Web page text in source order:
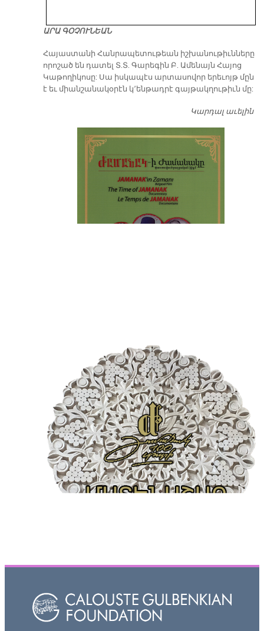
ԱՐԱ ԳՕՉՈՒՆԵԱՆ
​Հայաստանի Հանրապետութեան իշխանութիւնները
որոշած են դատել Տ.Տ. Գարեգին Բ. Ամենայն Հայոց
Կաթողիկոսը: Սա իսկապէս արտասովոր երեւոյթ մըն
է եւ միանշանակօրէն կ՚ենթադրէ գայթակղութիւն մը:
Կարդալ աւելին